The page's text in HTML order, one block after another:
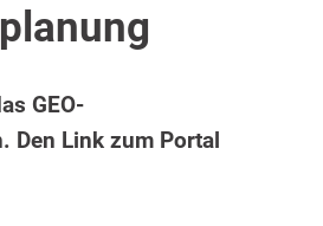
GEO-
Den Link zum Portal